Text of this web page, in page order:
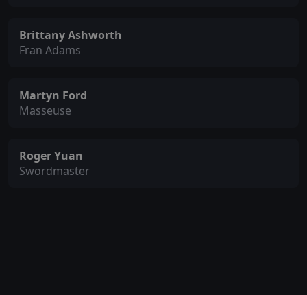
Brittany Ashworth
Fran Adams
Martyn Ford
Masseuse
Roger Yuan
Swordmaster